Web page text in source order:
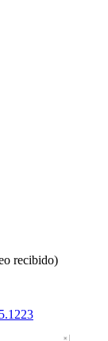
recibido)